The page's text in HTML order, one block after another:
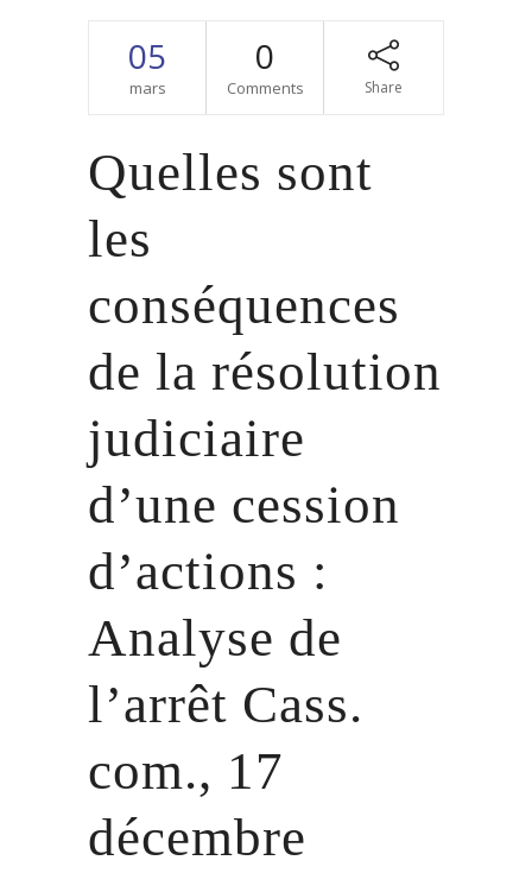
05
mars
0
Comments Share
Quelles sont
les
conséquences
de la résolution
judiciaire
d’une cession
d’actions :
Analyse de
l’arrêt Cass.
com., 17
décembre